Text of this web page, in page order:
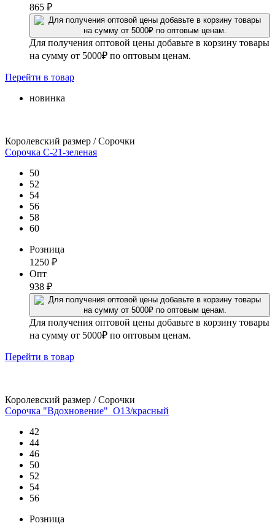
865 ₽
Для получения оптовой цены добавьте в корзину товары
на сумму от 5000₽ по оптовым ценам.
Перейти в товар
новинка
Королевский размер / Сорочки
Сорочка С-21-зеленая
50
52
54
56
58
60
Розница
1250 ₽
Опт
938 ₽
Для получения оптовой цены добавьте в корзину товары
на сумму от 5000₽ по оптовым ценам.
Перейти в товар
Королевский размер / Сорочки
Сорочка "Вдохновение"_О13/красный
42
44
46
50
52
54
56
Розница